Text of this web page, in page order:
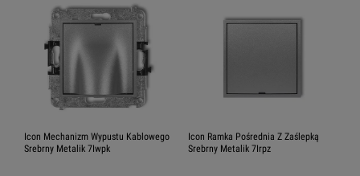
Icon Mechanizm Wypustu Kablowego
Srebrny Metalik 7Iwpk
Icon Ramka Pośrednia Z Zaślepką
Srebrny Metalik 7Irpz